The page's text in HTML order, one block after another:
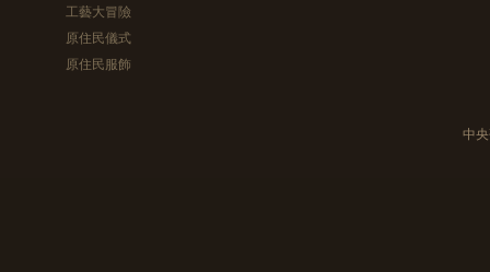
工藝大冒險
原住民儀式
原住民服飾
中